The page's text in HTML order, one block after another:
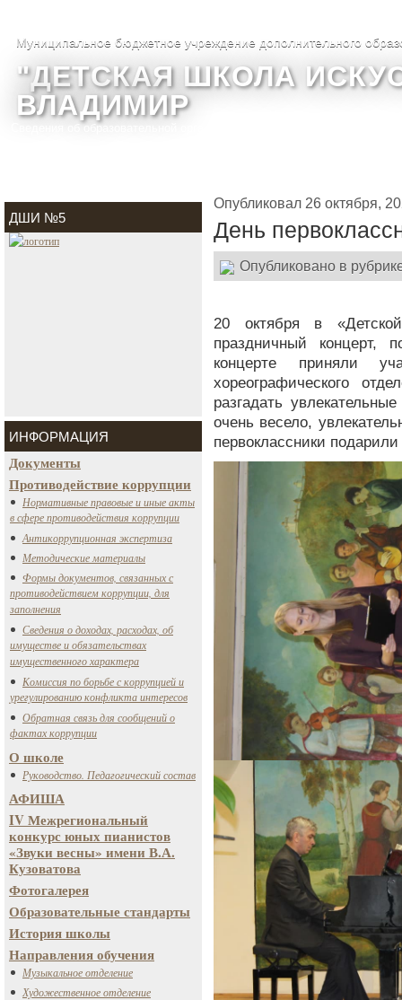
Муниципальное бюджетное учреждение дополнительного
"ДЕТСКАЯ ШКОЛА
ВЛАДИМИР
Сведения об образовательной организации
ДШИ №5
ИНФОРМАЦИЯ
Документы
Противодействие коррупции
Нормативные правовые и иные акты
в сфере противодействия коррупции
Антикоррупционная экспертиза
Методические материалы
Формы документов, связанных с
противодействием коррупции, для
заполнения
Сведения о доходах, расходах, об
имуществе и обязательствах
имущественного характера
Комиссия по борьбе с коррупцией и
урегулированию конфликта интересов
Обратная связь для сообщений о
фактах коррупции
О школе
Руководство. Педагогический состав
АФИША
IV Межрегиональный
конкурс юных пианистов
«Звуки весны» имени В.А.
Кузоватова
Фотогалерея
Образовательные стандарты
История школы
Направления обучения
Музыкальное отделение
Художественное отделение
Опубликовал 26 октября,
День
Опубликовано в
20 октября в
праздничный концерт,
концерте приняли
хореографического
разгадать
очень весело,
первоклассники